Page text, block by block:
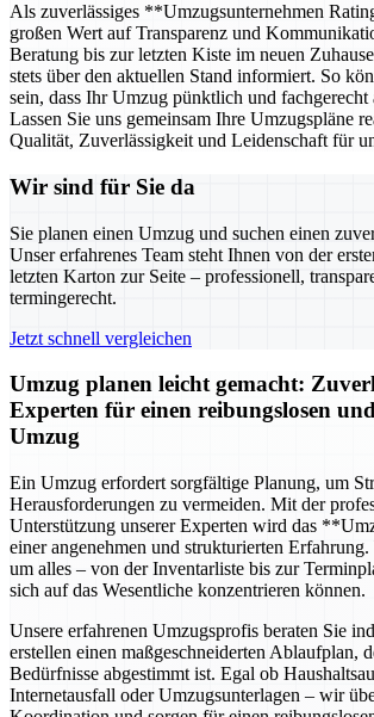
Als zuverlässiges **Umzugsunternehmen
großen Wert auf Transparenz und
Beratung bis zur letzten Kiste im neuen
stets über den aktuellen Stand informiert. So
sein, dass Ihr Umzug pünktlich und
Lassen Sie uns gemeinsam Ihre Umzugspläne
Qualität, Zuverlässigkeit und Leidenschaft für
Wir sind für Sie da
Sie planen einen Umzug und suchen einen
Unser erfahrenes Team steht Ihnen von der
letzten Karton zur Seite – professionell,
termingerecht.
Jetzt schnell vergleichen
Umzug planen leicht gemacht:
Experten für einen reibungslosen
Umzug
Ein Umzug erfordert sorgfältige Planung, um
Herausforderungen zu vermeiden. Mit der
Unterstützung unserer Experten wird das
einer angenehmen und strukturierten
um alles – von der Inventarliste bis zur
sich auf das Wesentliche konzentrieren können.
Unsere erfahrenen Umzugsprofis beraten Sie
erstellen einen maßgeschneiderten Ablaufplan,
Bedürfnisse abgestimmt ist. Egal ob
Internetausfall oder Umzugsunterlagen – wir